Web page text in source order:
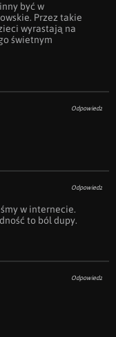
być w
Przez takie
wyrastają na
świetnym
Odpowiedz
Odpowiedz
w internecie.
to ból dupy.
Odpowiedz